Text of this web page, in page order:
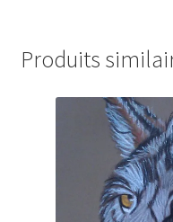
Produits